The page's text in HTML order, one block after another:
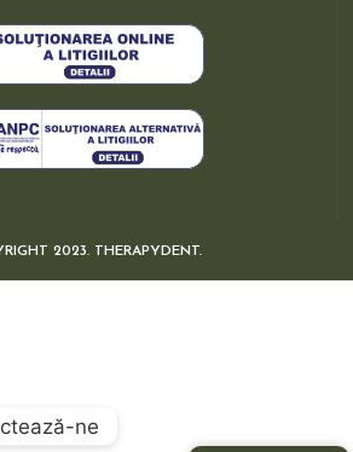
2023. THERAPYDENT.
ne